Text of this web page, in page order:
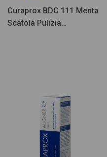
Curaprox BDC 111 Menta
Scatola Pulizia